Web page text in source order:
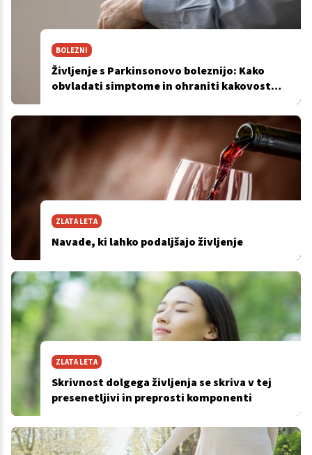
BOLEZNI
Življenje s Parkinsonovo boleznijo: Kako
obvladati simptome in ohraniti kakovost
ZLATA LETA
Navade, ki lahko podaljšajo življenje
ZLATA LETA
Skrivnost dolgega življenja se skriva v tej
presenetljivi in preprosti komponenti